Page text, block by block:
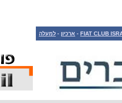
FIAT CLUB
- ארכיון - למעלה